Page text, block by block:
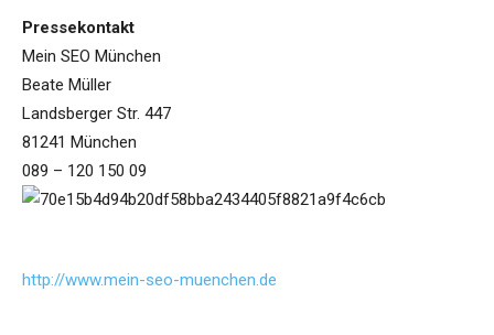
Pressekontakt
Mein SEO München
Beate Müller
Landsberger Str. 447
81241 München
089 – 120 150 09
http://www.mein-seo-muenchen.de